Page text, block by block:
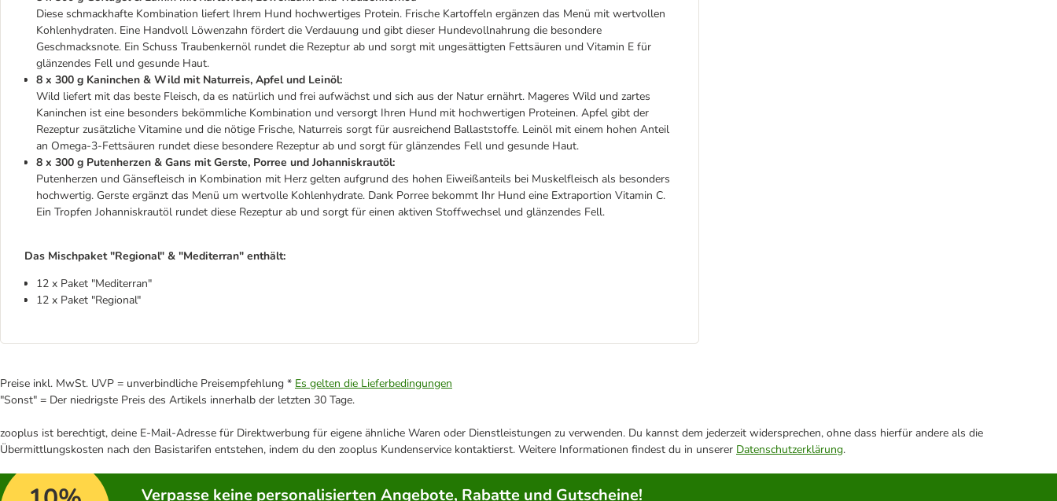
Diese schmackhafte Kombination liefert Ihrem Hund hochwertiges Protein. Frische Kartoffeln ergänzen das Menü mit wertvollen
Kohlenhydraten. Eine Handvoll Löwenzahn fördert die Verdauung und gibt dieser Hundevollnahrung die besondere
Geschmacksnote. Ein Schuss Traubenkernöl rundet die Rezeptur ab und sorgt mit ungesättigten Fettsäuren und Vitamin E für
glänzendes Fell und gesunde Haut.
8 x 300 g Kaninchen & Wild mit Naturreis, Apfel und Leinöl:
Wild liefert mit das beste Fleisch, da es natürlich und frei aufwächst und sich aus der Natur ernährt. Mageres Wild und zartes
Kaninchen ist eine besonders bekömmliche Kombination und versorgt Ihren Hund mit hochwertigen Proteinen. Apfel gibt der
Rezeptur zusätzliche Vitamine und die nötige Frische, Naturreis sorgt für ausreichend Ballaststoffe. Leinöl mit einem hohen Anteil
an Omega-3-Fettsäuren rundet diese besondere Rezeptur ab und sorgt für glänzendes Fell und gesunde Haut.
8 x 300 g Putenherzen & Gans mit Gerste, Porree und Johanniskrautöl:
Putenherzen und Gänsefleisch in Kombination mit Herz gelten aufgrund des hohen Eiweißanteils bei Muskelfleisch als besonders
hochwertig. Gerste ergänzt das Menü um wertvolle Kohlenhydrate. Dank Porree bekommt Ihr Hund eine Extraportion Vitamin C.
Ein Tropfen Johanniskrautöl rundet diese Rezeptur ab und sorgt für einen aktiven Stoffwechsel und glänzendes Fell.
Das Mischpaket "Regional" & "Mediterran" enthält:
12 x Paket "Mediterran"
12 x Paket "Regional"
Preise inkl. MwSt. UVP = unverbindliche Preisempfehlung * Es gelten die Lieferbedingungen
"Sonst" = Der niedrigste Preis des Artikels innerhalb der letzten 30 Tage.
zooplus ist berechtigt, deine E-Mail-Adresse für Direktwerbung für eigene ähnliche Waren oder Dienstleistungen zu verwenden. Du kannst dem jederzeit widersprechen, ohne dass hierfür andere als die
Übermittlungskosten nach den Basistarifen entstehen, indem du den zooplus Kundenservice kontaktierst. Weitere Informationen findest du in unserer Datenschutzerklärung.
Verpasse keine personalisierten Angebote, Rabatte und Gutscheine!